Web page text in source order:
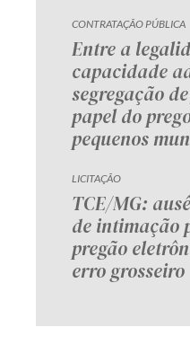
CONTRATAÇÃO PÚBLICA
Entre a
capacidade
segregação
papel do
pequenos
LICITAÇÃO
TCE/MG:
de intimação
pregão
erro grosseiro